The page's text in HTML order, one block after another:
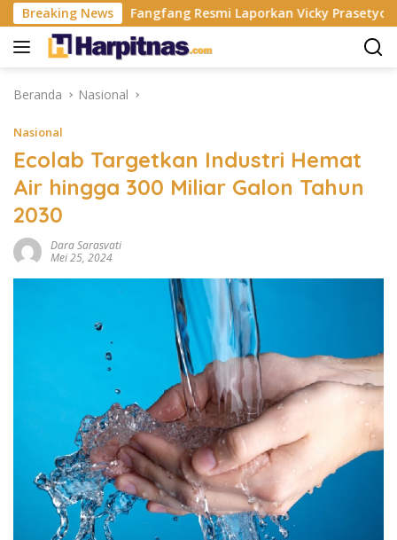
Langsung
ke
konten
Breaking NewsFangfang Resmi Laporkan Vicky Prasetyo Yang
Beranda Nasional
Nasional
Ecolab Targetkan Industri Hemat
Air hingga 300 Miliar Galon Tahun
2030
Dara Sarasvati
Mei 25, 2024